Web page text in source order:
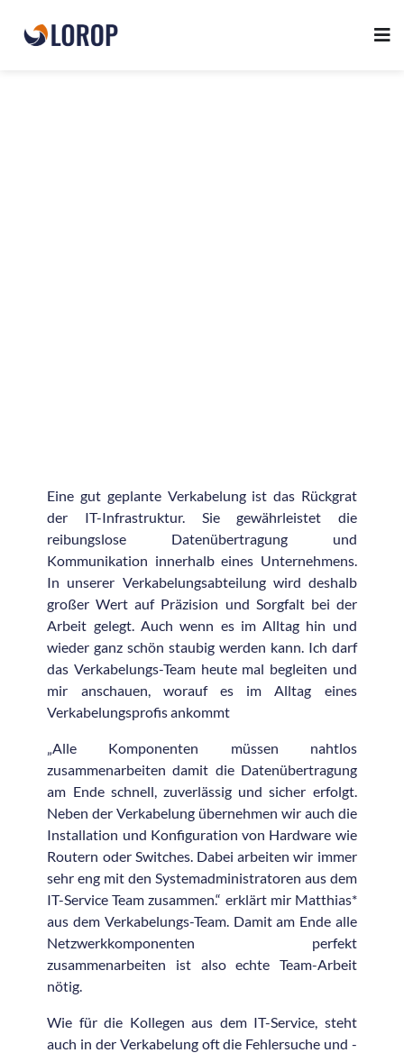
Eine gut geplante Verkabelung ist das Rückgrat
der IT-Infrastruktur. Sie gewährleistet die
reibungslose Datenübertragung und
Kommunikation innerhalb eines Unternehmens.
In unserer Verkabelungsabteilung wird deshalb
großer Wert auf Präzision und Sorgfalt bei der
Arbeit gelegt. Auch wenn es im Alltag hin und
wieder ganz schön staubig werden kann. Ich darf
das Verkabelungs-Team heute mal begleiten und
mir anschauen, worauf es im Alltag eines
Verkabelungsprofis ankommt
„Alle Komponenten müssen nahtlos
zusammenarbeiten damit die Datenübertragung
am Ende schnell, zuverlässig und sicher erfolgt.
Neben der Verkabelung übernehmen wir auch die
Installation und Konfiguration von Hardware wie
Routern oder Switches. Dabei arbeiten wir immer
sehr eng mit den Systemadministratoren aus dem
IT-Service Team zusammen.“ erklärt mir Matthias*
aus dem Verkabelungs-Team. Damit am Ende alle
Netzwerkkomponenten perfekt
zusammenarbeiten ist also echte Team-Arbeit
nötig.
Wie für die Kollegen aus dem IT-Service, steht
auch in der Verkabelung oft die Fehlersuche und -